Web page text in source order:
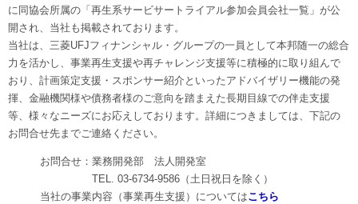
に同協会所属の「再生系サービサートライアル参加会員会社一覧」が公
開され、当社も掲載されております。
当社は、三菱UFJフィナンシャル・グループの一員として本邦随一の総合
力を活かし、事業再生支援や再チャレンジ支援等に積極的に取り組んで
おり、計画策定支援・スポンサー紹介といったアドバイザリー機能の発
揮、金融機関様や債務者様のご意向を踏まえた長期目線での伴走支援
等、様々なニーズにお応えしております。詳細につきましては、下記の
お問合せ先までご連絡ください。
お問合せ：業務開発部 法人開発室
TEL. 03-6734-9586（土日祝日を除く）
当社の事業内容（事業再生支援）についてはこちら